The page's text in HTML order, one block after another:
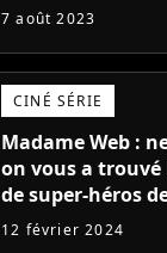
7 août 2023
CINÉ SÉRIE
Madame Web :
on vous a
de super-héros
12 février 2024